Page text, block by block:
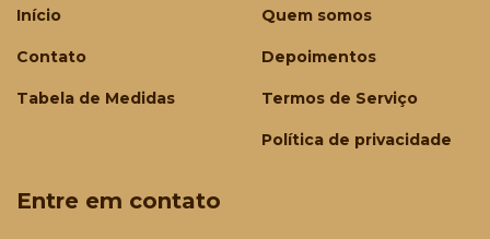
Início
Contato
Tabela de Medidas
Quem somos
Depoimentos
Termos de Serviço
Política de privacidade
Entre em contato